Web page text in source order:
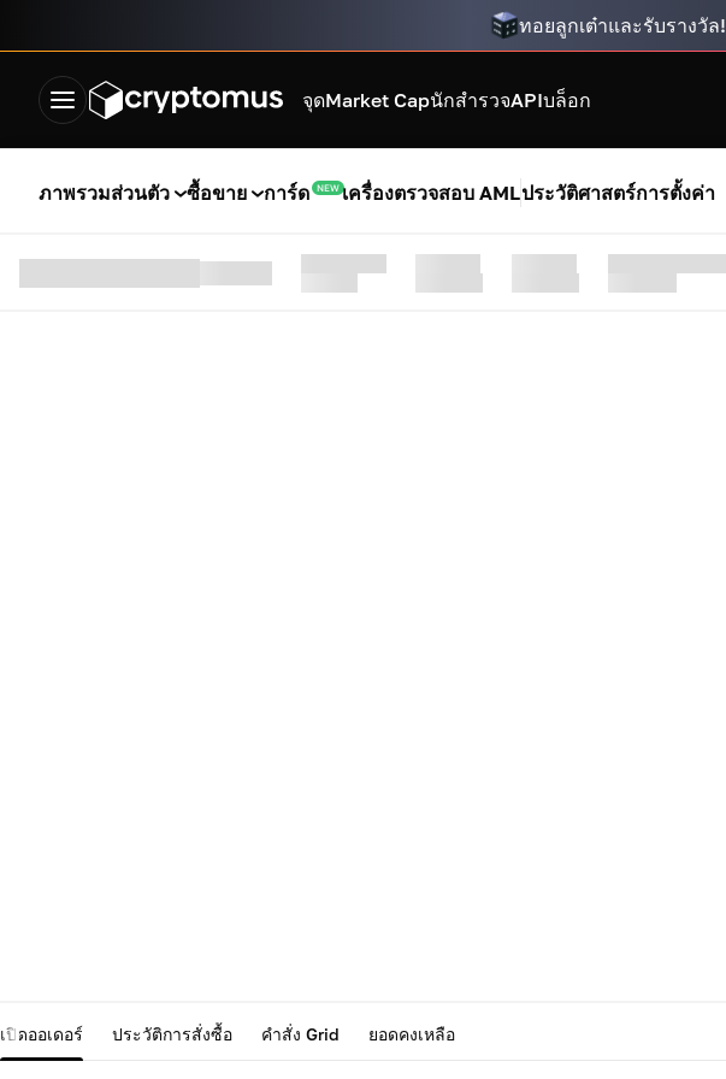
ทอยลูกเต๋าและรับรางวัล!
จุดMarket CapนักสำรวจAPIบล็อก
ภาพรวมส่วนตัว ซื้อขาย การ์ด NEW เครื่องตรวจสอบ AMLประวัติศาสตร์การตั้งค่า
เปิดออเดอร์ ประวัติการสั่งซื้อ คำสั่ง Grid ยอดคงเหลือ